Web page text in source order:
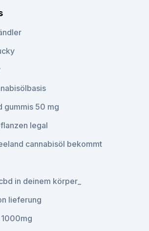
gummis 50 mg
legal
cannabisöl bekommt
in deinem körper_
lieferung